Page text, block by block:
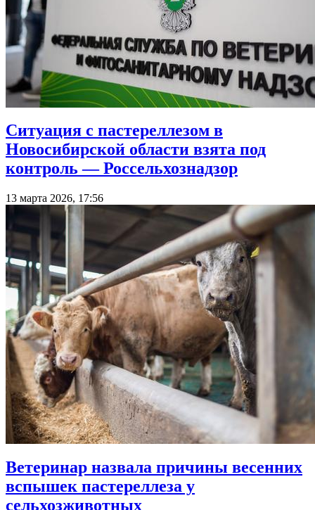
Ситуация с пастереллезом в
Новосибирской области взята под
контроль — Россельхознадзор
13 марта 2026, 17:56
Ветеринар назвала причины весенних
вспышек пастереллеза у
сельхозживотных